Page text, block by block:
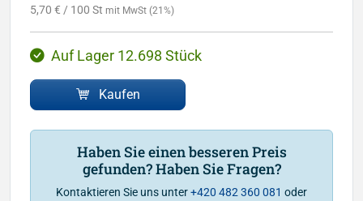
5,70 € / 100 St mit MwSt (21%)
Auf Lager 12.698 Stück
Kaufen
Haben Sie einen besseren Preis
gefunden? Haben Sie Fragen?
Kontaktieren Sie uns unter+420 482 360 081 oder